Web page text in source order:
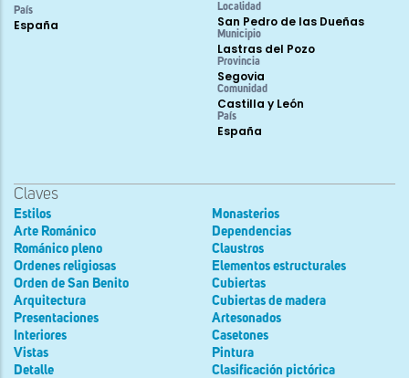
País
España
Localidad
San Pedro de las Dueñas
Municipio
Lastras del Pozo
Provincia
Segovia
Comunidad
Castilla y León
País
España
Claves
Estilos
Arte Románico
Románico pleno
Ordenes religiosas
Orden de San Benito
Arquitectura
Presentaciones
Interiores
Vistas
Detalle
Monasterios
Dependencias
Claustros
Elementos estructurales
Cubiertas
Cubiertas de madera
Artesonados
Casetones
Pintura
Clasificación pictórica